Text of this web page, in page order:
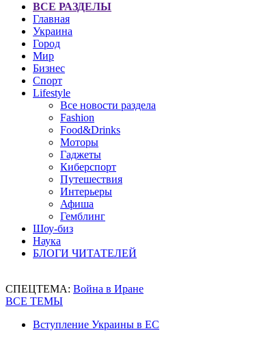
ВСЕ РАЗДЕЛЫ
Главная
Украина
Город
Мир
Бизнес
Спорт
Lifestyle
Все новости раздела
Fashion
Food&Drinks
Моторы
Гаджеты
Киберспорт
Путешествия
Интерьеры
Афиша
Гемблинг
Шоу-биз
Наука
БЛОГИ ЧИТАТЕЛЕЙ
СПЕЦТЕМА: Война в Иране
ВСЕ ТЕМЫ
Вступление Украины в ЕС